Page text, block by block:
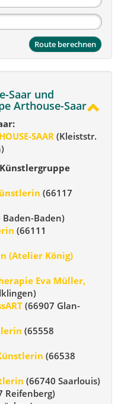
Route berechnen
Saar und
Arthouse-Saar
SAAR (Kleiststr.
(66117
Baden-Baden)
(66111
(Atelier König)
Eva Müller,
(66907 Glan-
(65558
(66538
(66740 Saarlouis)
Reifenberg)